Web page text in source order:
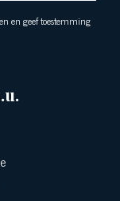
en geef toestemming